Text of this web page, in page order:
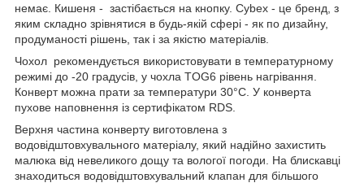
немає. Кишеня - застібається на кнопку. Cybex - це бренд, з
яким складно зрівнятися в будь-якій сфері - як по дизайну,
продуманості рішень, так і за якістю матеріалів.
Чохол рекомендується використовувати в температурному
режимі до -20 градусів, у чохла TOG6 рівень нагрівання.
Конверт можна прати за температури 30°С. У конверта
пухове наповнення із сертифікатом RDS.
Верхня частина конверту виготовлена з
водовідштовхувального матеріалу, який надійно захистить
малюка від невеликого дощу та вологої погоди. На блискавці
знаходиться водовідштовхувальний клапан для більшого